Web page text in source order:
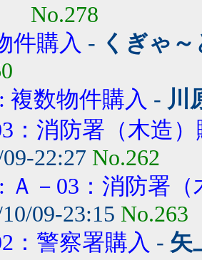
No.278
件購入 - くぎゃ
複数物件購入 - 川
：消防署（木造
22:27 No.262
Ａ－03：消防署
09-23:15 No.263
：警察署購入 - 矢